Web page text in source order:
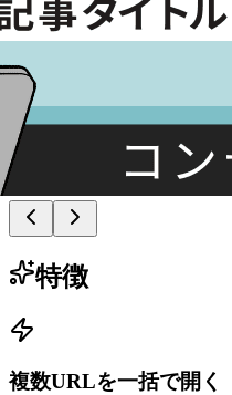
特徴
複数URLを一括で開く